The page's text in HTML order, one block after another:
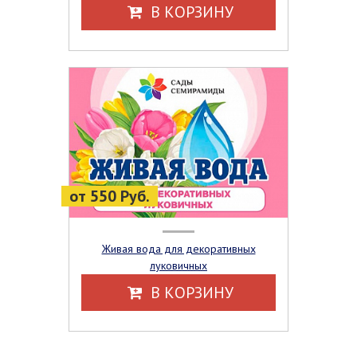
В КОРЗИНУ
от 550 Руб.
Живая вода для декоративных
луковичных
В КОРЗИНУ